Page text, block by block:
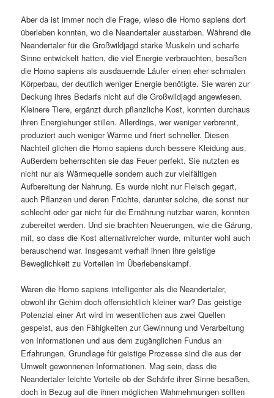
Aber da ist immer noch die Frage, wieso die Homo sapiens dort
überleben konnten, wo die Neandertaler ausstarben. Während die
Neandertaler für die Großwildjagd starke Muskeln und scharfe
Sinne entwickelt hatten, die viel Energie verbrauchten, besaßen
die Homo sapiens als ausdauernde Läufer einen eher schmalen
Körperbau, der deutlich weniger Energie benötigte. Sie waren zur
Deckung ihres Bedarfs nicht auf die Großwildjagd angewiesen.
Kleinere Tiere, ergänzt durch pflanzliche Kost, konnten durchaus
ihren Energiehunger stillen. Allerdings, wer weniger verbrennt,
produziert auch weniger Wärme und friert schneller. Diesen
Nachteil glichen die Homo sapiens durch bessere Kleidung aus.
Außerdem beherrschten sie das Feuer perfekt. Sie nutzten es
nicht nur als Wärmequelle sondern auch zur vielfältigen
Aufbereitung der Nahrung. Es wurde nicht nur Fleisch gegart,
auch Pflanzen und deren Früchte, darunter solche, die sonst nur
schlecht oder gar nicht für die Ernährung nutzbar waren, konnten
zubereitet werden. Und sie brachten Neuerungen, wie die Gärung,
mit, so dass die Kost alternativreicher wurde, mitunter wohl auch
berauschend war. Insgesamt verhalf ihnen ihre geistige
Beweglichkeit zu Vorteilen im Überlebenskampf.
Waren die Homo sapiens intelligenter als die Neandertaler,
obwohl ihr Gehirn doch offensichtlich kleiner war? Das geistige
Potenzial einer Art wird im wesentlichen aus zwei Quellen
gespeist, aus den Fähigkeiten zur Gewinnung und Verarbeitung
von Informationen und aus dem zugänglichen Fundus an
Erfahrungen. Grundlage für geistige Prozesse sind die aus der
Umwelt gewonnenen Informationen. Mag sein, dass die
Neandertaler leichte Vorteile ob der Schärfe ihrer Sinne besaßen,
doch in Bezug auf die ihnen möglichen Wahrnehmungen sollten